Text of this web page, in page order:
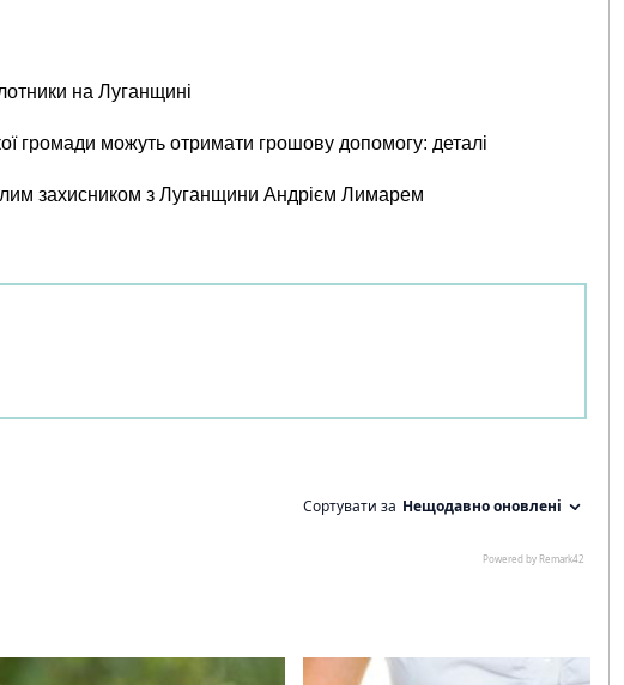
на Луганщині
громади можуть отримати грошову допомогу: деталі
захисником з Луганщини Андрієм Лимарем